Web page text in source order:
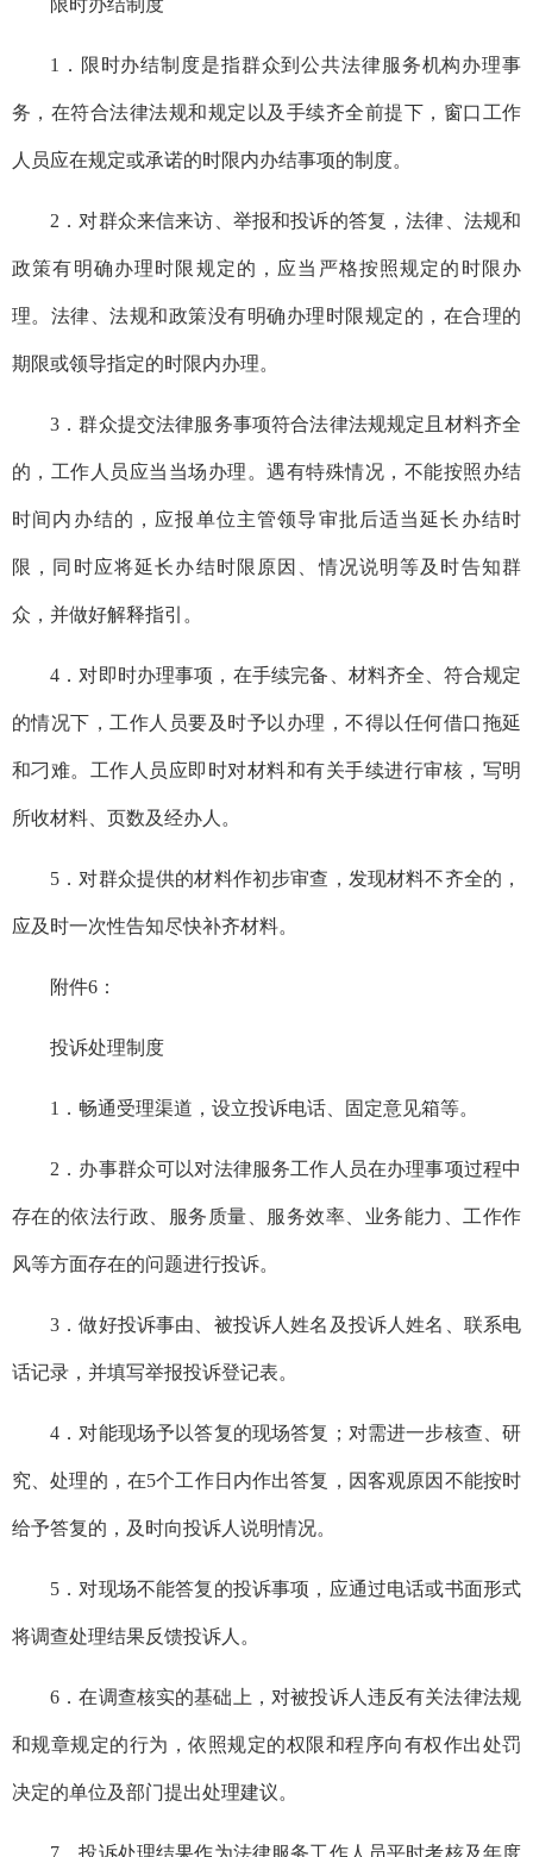
限时办结制度
1．限时办结制度是指群众到公共法律服务机构办理事
务，在符合法律法规和规定以及手续齐全前提下，窗口工作
人员应在规定或承诺的时限内办结事项的制度。
2． 对群众来信来访、举报和投诉的答复，法律、法规和
政策有明确办理时限规定的，应当严格按照规定的时限办
理。法律、法规和政策没有明确办理时限规定的，在合理的
期限或领导指定的时限内办理。
3．群众提交法律服务事项符合法律法规规定且材料齐全
的，工作人员应当当场办理。遇有特殊情况，不能按照办结
时间内办结的，应报单位主管领导审批后适当延长办结时
限，同时应将延长办结时限原因、情况说明等及时告知群
众 ， 并做好解释指引。
4．对即时办理事项，在手续完备、材料齐全、符合规定
的情况下，工作人员要及时予以办理，不得以任何借口拖延
和刁难。工作人员应即时对材料和有关手续进行审核，写明
所收材料、页数及经办人。
5． 对群众提供的材料作初步审查，发现材料不齐全的，
应及时一次性告知尽快补齐材料。
附件6：
投诉处理制度
1．畅通受理渠道，设立投诉电话、固定意见箱等。
2． 办事群众可以对法律服务工作人员在办理事项过程中
存在的依法行政、服务质量、服务效率、业务能力、工作作
风等方面存在的问题进行投诉。
3．做好投诉事由、被投诉人姓名及投诉人姓名、联系电
话记录 ，并填写举报投诉登记表。
4． 对能现场予以答复的现场答复；对需进一步核查、研
究、处理的 ， 在5个工作日内作出答复，因客观原因不能按时
给予答复的，及时向投诉人说明情况。
5． 对现场不能答复的投诉事项， 应通过电话或书面形式
将调查处理结果反馈投诉人。
6．在调查核实的基础上，对被投诉人违反有关法律法规
和规章规定的行为，依照规定的权限和程序向有权作出处罚
决定的单位及部门提出处理建议。